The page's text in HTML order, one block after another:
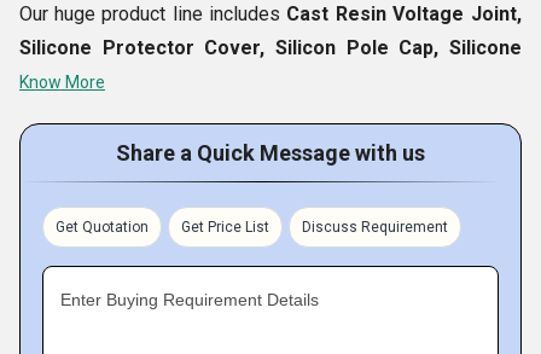
Our huge product line includes Cast Resin Voltage Joint,
Silicone Protector Cover, Silicon Pole Cap, Silicone
High Voltage Protection Cover, etc.
large orders are placed for them and we fulfill the needs of
clients with perfection. For the convenience of clients, our
range is available at highly reasonable prices. This is also
one of the key reasons behind the fame of our brand.
Know More
Share a Quick Message with us
Get Quotation Get Price List Discuss Requirement
Enter Buying Requirement Details